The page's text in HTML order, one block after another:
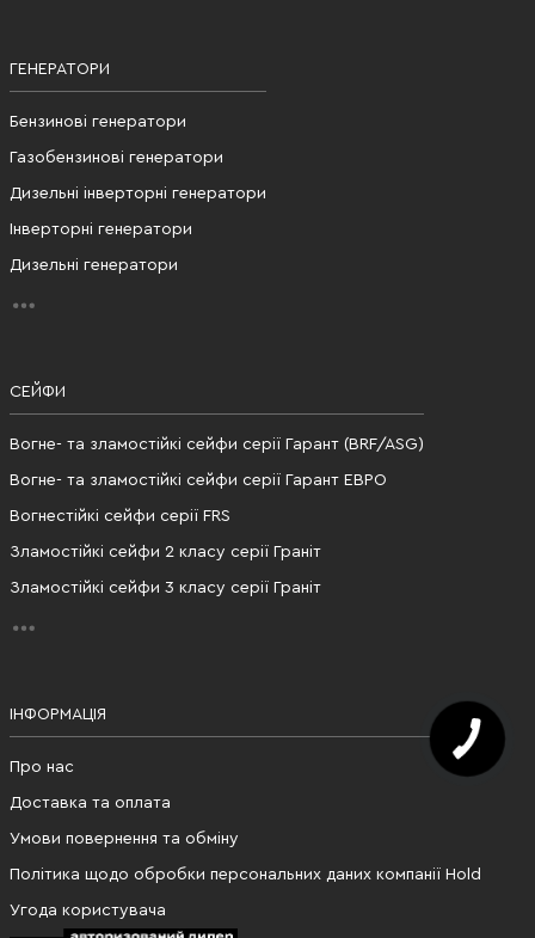
ГЕНЕРАТОРИ
Бензинові генератори
Газобензинові генератори
Дизельні інверторні генератори
Інверторні генератори
Дизельні генератори
СЕЙФИ
Вогне- та зламостійкі сейфи серії Гарант (BRF/ASG)
Вогне- та зламостійкі сейфи серії Гарант ЕВРО
Вогнестійкі сейфи серії FRS
Зламостійкі сейфи 2 класу серії Граніт
Зламостійкі сейфи 3 класу серії Граніт
ІНФОРМАЦІЯ
Про нас
Доставка та оплата
Умови повернення та обміну
Політика щодо обробки персональних даних компанії Hold
Угода користувача